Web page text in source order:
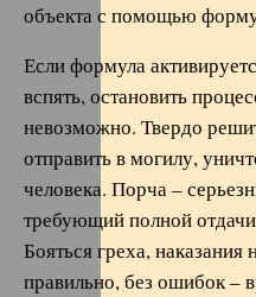
объекта с помощью
Если формула
вспять, остановить
невозможно. Твердо
отправить в могилу,
человека. Порча –
требующий полной
Бояться греха, наказания
правильно, без ошибок –